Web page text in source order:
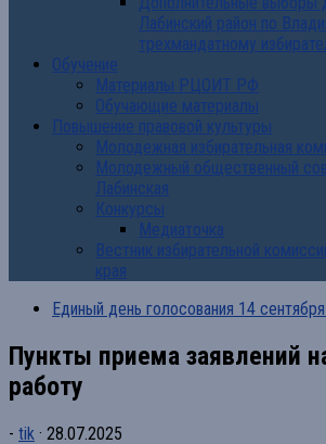
Лабинский район по
трехмандатному
Обучение
Материалы РЦОИТ РФ
Обучающие материалы
Повышение правовой культуры
Молодежная избирательная
Молодежный общественный
Лабинская
Конкурсы
Медиаточка
Вестник избирательной
края
Единый день голосования 14
Пункты приема заявлений
работу
- tik · 28.07.2025